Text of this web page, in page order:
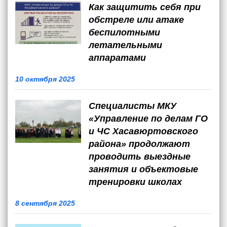
Как защитить себя при
обстреле или атаке
беспилотными
летательными
аппаратами
10 октября 2025
Специалисты МКУ
«Управление по делам ГО
и ЧС Хасавюртовского
района» продолжают
проводить выездные
занятия и объектовые
тренировки школах
8 сентября 2025